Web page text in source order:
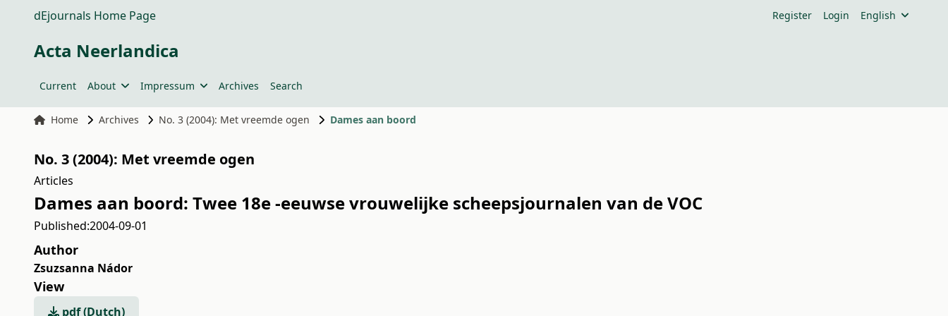
dEjournals Home Page Register Login English
Acta Neerlandica
Current About Impressum Archives Search
Home Archives No. 3 (2004): Met vreemde ogen Dames aan boord
No. 3 (2004): Met vreemde ogen
Articles
Dames aan boord: Twee 18e -eeuwse vrouwelijke scheepsjournalen van de VOC
Published:2004-09-01
Author
Zsuzsanna Nádor
View
pdf (Dutch)